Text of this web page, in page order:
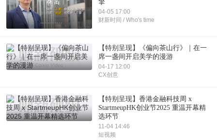
擎
04-05 17:00
财新时间 / Who's time
【特别呈现】《偏向茶山行》｜在一
席一盏间开启美学的漫游
04-17 12:00
CX创意
【特别呈现】香港金融科技周 x
StartmeupHK创业节2025 重温开幕精
选环节
11-04 14:46
短视频